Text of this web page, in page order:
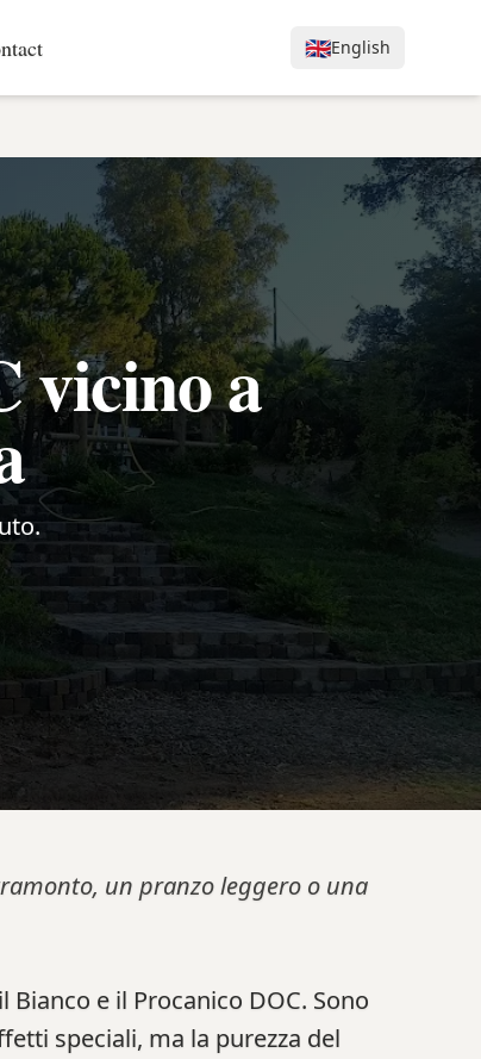
🇬🇧English
vicino a
un pranzo leggero o una
e il Procanico DOC. Sono
speciali, ma la purezza del